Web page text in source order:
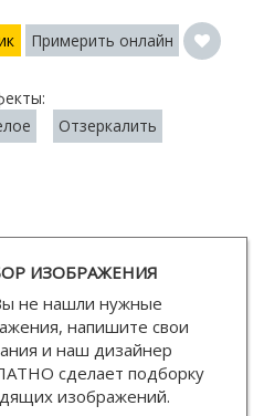
Примерить онлайн
Отзеркалить
ИЗОБРАЖЕНИЯ
не нашли нужные
напишите свои
и наш дизайнер
сделает подборку
изображений.